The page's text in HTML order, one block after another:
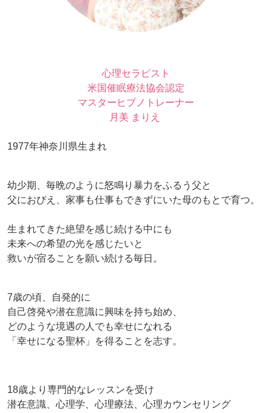
心理セラピスト
米国催眠療法協会認定
マスターヒプノトレーナー
月美 まりえ
1977年神奈川県生まれ
幼少期、毎晩のように怒鳴り暴力をふるう父と
父におびえ、家事も仕事もできずにいた母のもとで育つ。
生まれてきた絶望を感じ続ける中にも
未来への希望の光を感じたいと
救いが宿ることを願い続ける毎日。
7歳の頃、自発的に
自己啓発や潜在意識に興味を持ち始め、
どのような境遇の人でも幸せになれる
「幸せになる聖杯」を得ることを志す。
18歳より専門的なレッスンを受け
潜在意識、心理学、心理療法、心理カウンセリング